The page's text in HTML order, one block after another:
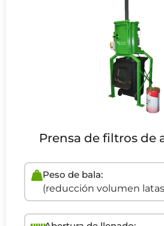
Prensa de filtros de
Peso de bala:
(reducción volumen